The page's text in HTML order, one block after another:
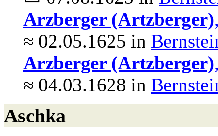
Arzberger (Artzberger)
≈ 02.05.1625 in
Arzberger (Artzberger)
≈ 04.03.1628 in
Aschka